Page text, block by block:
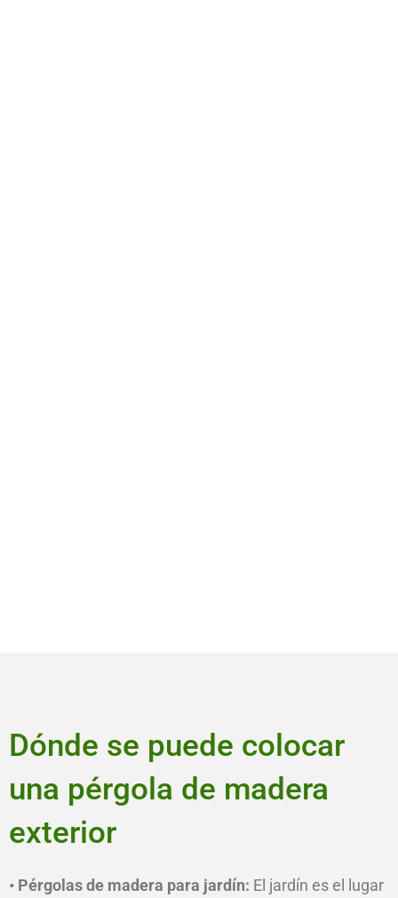
Dónde se puede colocar
una pérgola de madera
exterior
• Pérgolas de madera para jardín: El jardín es el lugar